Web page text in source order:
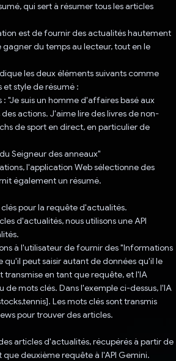
qui sert à résumer tous les articles
est de fournir des actualités hautement
du temps au lecteur, tout en le
les deux éléments suivants comme
style de résumé :
"Je suis un homme d'affaires basé aux
actions. J'aime lire des livres de non-
de sport en direct, en particulier de
Seigneur des anneaux"
l'application Web sélectionne des
également un résumé.
pour la requête d'actualités.
d'actualités, nous utilisons une API
à l'utilisateur de fournir des "Informations
qu'il peut saisir autant de données qu'il le
transmise en tant que requête, et l'IA
de mots clés. Dans l'exemple ci-dessus, l'IA
Les mots clés sont transmis
pour trouver des articles.
articles d'actualités, récupérés à partir de
que deuxième requête à l'API Gemini.